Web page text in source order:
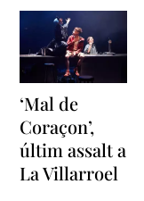
‘Mal de
Coraçon’,
últim assalt a
La Villarroel